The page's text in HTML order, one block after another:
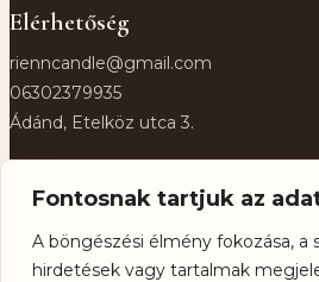
Fontosnak tartjuk az
A böngészési élmény fokozása, a
hirdetések vagy tartalmak
Elérhetőség
rienncandle@gmail.com
06302379935
Ádánd, Etelköz utca 3.
Instagram